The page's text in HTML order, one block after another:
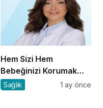
Hem Sizi Hem
Bebeğinizi Korumak
İçin 8 Kritik Uyarı
Sağlık 1 ay önce